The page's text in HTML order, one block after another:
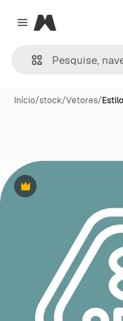
Close menu
Magnific
Início/stock/Vetores/
Premium